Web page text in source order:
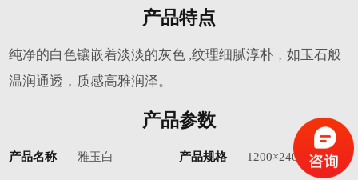
产品特点
纯净的白色镶嵌着淡淡的灰色 ,纹理细腻淳朴，如玉石般
温润通透，质感高雅润泽。
产品参数
产品名称 雅玉白 产品规格 1200×2400mm